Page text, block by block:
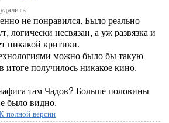
удалить
не понравился. Было реально
логически несвязан, а уж развязка и
никакой критики.
можно было бы такую
итоге получилось никакое кино.
там Чадов? Больше половины
было видно.
полной версии